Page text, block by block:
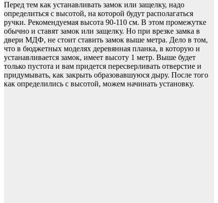
Перед тем как устанавливать замок или защелку, надо
определиться с высотой, на которой будут располагаться
ручки. Рекомендуемая высота 90-110 см. В этом промежутке
обычно и ставят замок или защелку. Но при врезке замка в
двери МДФ, не стоит ставить замок выше метра. Дело в том,
что в бюджетных моделях деревянная планка, в которую и
устанавливается замок, имеет высоту 1 метр. Выше будет
только пустота и вам придется пересверливать отверстие и
придумывать, как закрыть образовавшуюся дыру. После того
как определились с высотой, можем начинать установку.